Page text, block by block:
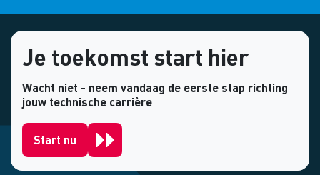
Je toekomst start hier
Wacht niet - neem vandaag de eerste stap richting
jouw technische carrière
Start nu